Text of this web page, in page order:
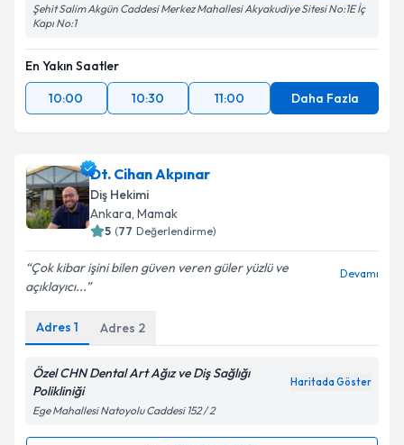
Şehit Salim Akgün Caddesi Merkez Mahallesi Akyakudiye Sitesi No:1E İç
Kapı No:1
En Yakın Saatler
10:00
10:30 11:00 Daha Fazla
Dt. Cihan Akpınar
Diş Hekimi
Ankara, Mamak
5 (77 Değerlendirme)
Çok kibar işini bilen güven veren güler yüzlü ve
açıklayıcı...
Devamı
Adres 1 Adres 2
Özel CHN Dental Art Ağız ve Diş Sağlığı
Polikliniği
Haritada Göster
Ege Mahallesi Natoyolu Caddesi 152 / 2